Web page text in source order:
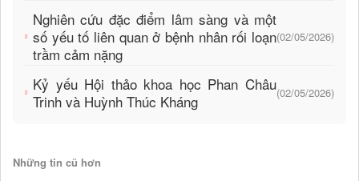
Nghiên cứu đặc điểm lâm sàng và một
số yếu tố liên quan ở bệnh nhân rối loạn
trầm cảm nặng
(02/05/2026)
Kỷ yếu Hội thảo khoa học Phan Châu
Trinh và Huỳnh Thúc Kháng
(02/05/2026)
Những tin cũ hơn